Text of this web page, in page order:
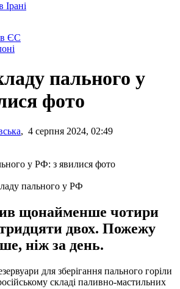
Ірані
в ЄС
пального у
фото
, 4 серпня 2024, 02:49
пального у РФ
щонайменше чотири
двох. Пожежу
ніж за день.
для зберігання пального горіли
складі паливно-мастильних